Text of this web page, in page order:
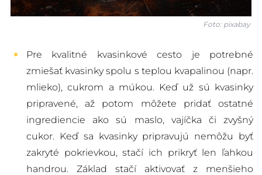
Foto: pixabay
Pre kvalitné kvasinkové cesto je potrebné
zmiešať kvasinky spolu s teplou kvapalinou (napr.
mlieko), cukrom a múkou. Keď už sú kvasinky
pripravené, až potom môžete pridať ostatné
ingrediencie ako sú maslo, vajíčka či zvyšný
cukor. Keď sa kvasinky pripravujú nemôžu byť
zakryté pokrievkou, stačí ich prikryť len ľahkou
handrou. Základ stačí aktivovať z menšieho